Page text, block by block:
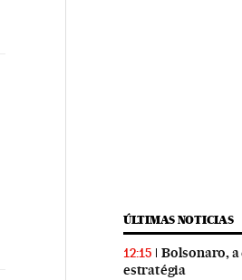
ÚLTIMAS NOTICIAS
12:15
Bolsonaro,
estratégia